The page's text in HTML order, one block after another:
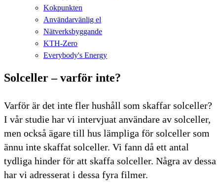
Kokpunkten
Användarvänlig el
Nätverksbyggande
KTH-Zero
Everybody's Energy
Solceller – varför inte?
Varför är det inte fler hushåll som skaffar solceller?
I vår studie har vi intervjuat användare av solceller,
men också ägare till hus lämpliga för solceller som
ännu inte skaffat solceller. Vi fann då ett antal
tydliga hinder för att skaffa solceller. Några av dessa
har vi adresserat i dessa fyra filmer.